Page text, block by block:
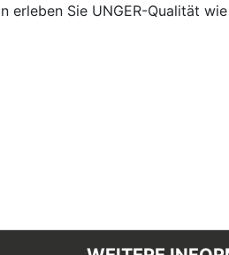
erleben Sie UNGER-Qualität